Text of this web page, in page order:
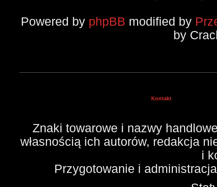
Powered by phpBB modified by
by
Kontakt
Znaki towarowe i nazwy
własnością ich autorów, redakcja
i
Przygotowanie i